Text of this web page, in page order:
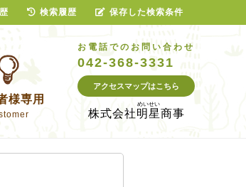
様専用
お電話でのお問い合わせ
042-368-3331
アクセスマップはこちら
株式会社明星商事
検索履歴 保存した検索条件